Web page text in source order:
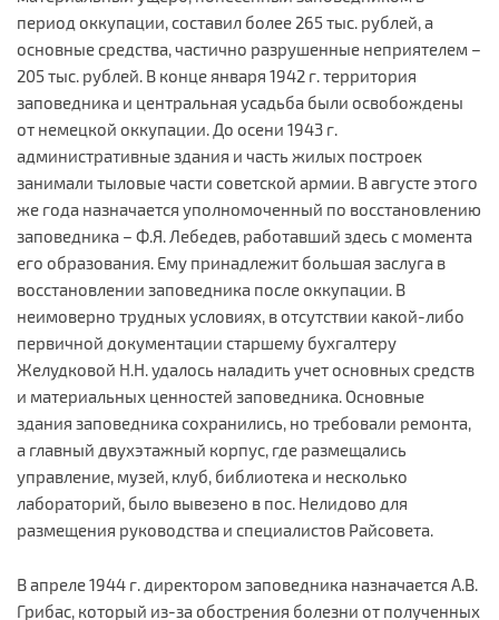
период оккупации, составил более 265 тыс. рублей, а
основные средства, частично разрушенные неприятелем –
205 тыс. рублей. В конце января 1942 г. территория
заповедника и центральная усадьба были освобождены
от немецкой оккупации. До осени 1943 г.
административные здания и часть жилых построек
занимали тыловые части советской армии. В августе этого
же года назначается уполномоченный по восстановлению
заповедника – Ф.Я. Лебедев, работавший здесь с момента
его образования. Ему принадлежит большая заслуга в
восстановлении заповедника после оккупации. В
неимоверно трудных условиях, в отсутствии какой-либо
первичной документации старшему бухгалтеру
Желудковой Н.Н. удалось наладить учет основных средств
и материальных ценностей заповедника. Основные
здания заповедника сохранились, но требовали ремонта,
а главный двухэтажный корпус, где размещались
управление, музей, клуб, библиотека и несколько
лабораторий, было вывезено в пос. Нелидово для
размещения руководства и специалистов Райсовета.
В апреле 1944 г. директором заповедника назначается А.В.
Грибас, который из-за обострения болезни от полученных